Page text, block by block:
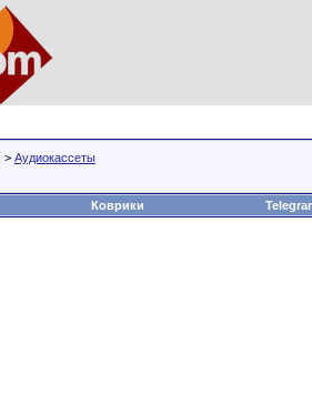
> Аудиокассеты
Коврики